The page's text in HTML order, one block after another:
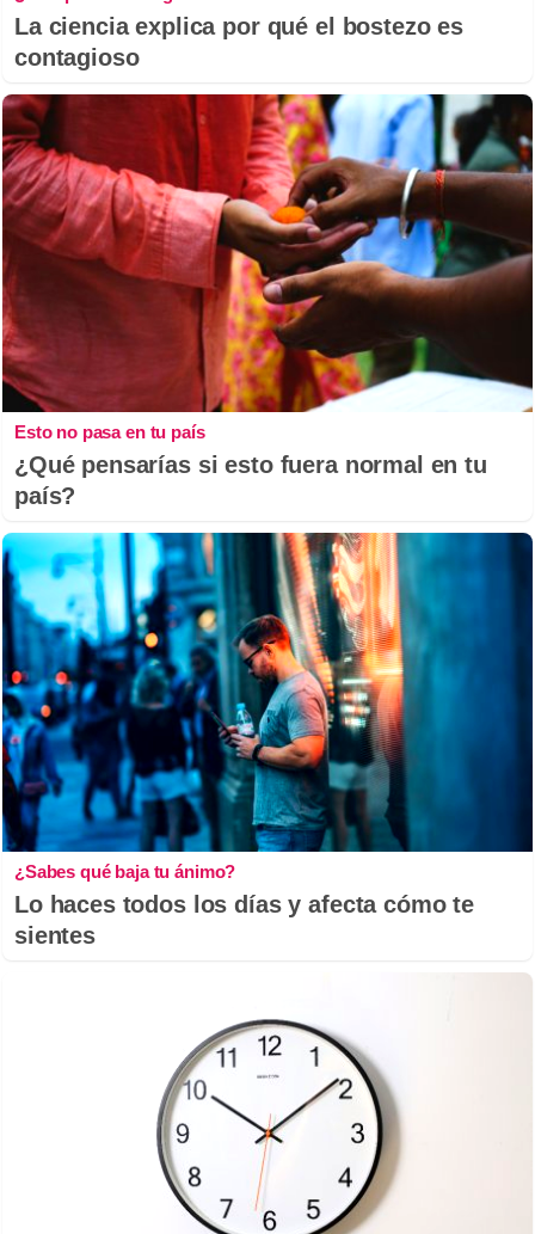
La ciencia explica por qué el bostezo es
contagioso
Esto no pasa en tu país
¿Qué pensarías si esto fuera normal en tu
país?
¿Sabes qué baja tu ánimo?
Lo haces todos los días y afecta cómo te
sientes